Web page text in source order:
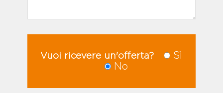
Vuoi ricevere un'offerta?
Sì
No